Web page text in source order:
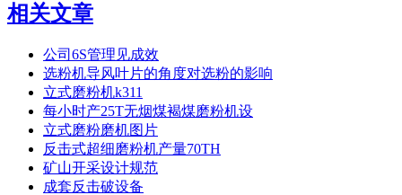
相关文章
公司6S管理见成效
选粉机导风叶片的角度对选粉的影响
立式磨粉机k311
每小时产25T无烟煤褐煤磨粉机设
立式磨粉磨机图片
反击式超细磨粉机产量70TH
矿山开采设计规范
成套反击破设备